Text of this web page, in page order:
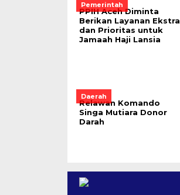
Pemerintah
PPIH Aceh Diminta
Berikan Layanan Ekstra
dan Prioritas untuk
Jamaah Haji Lansia
Daerah
Relawan Komando
Singa Mutiara Donor
Darah